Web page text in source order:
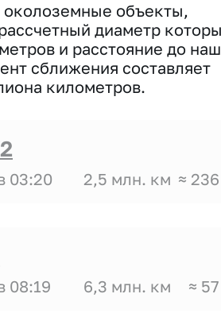
объекты,
диаметр
и расстояние до
сближения составляет
километров.
03:20 2,5 млн. км ≈
08:19 6,3 млн. км ≈